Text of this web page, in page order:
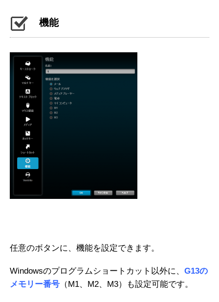
機能
任意のボタンに、機能を設定できます。
Windowsのプログラムショートカット以外に、 G13の
メモリー番号 （M1、M2、M3）も設定可能です。